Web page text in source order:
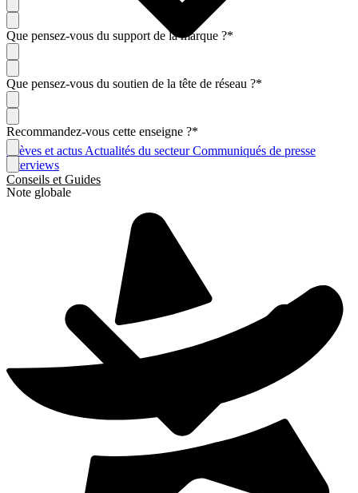
Brèves et actus Actualités du secteurCommuniqués de presse
Interviews
Conseils et Guides
Que pensez-vous du support de la marque ?*
Que pensez-vous du soutien de la tête de réseau ?*
Recommandez-vous cette enseigne ?*
Note globale